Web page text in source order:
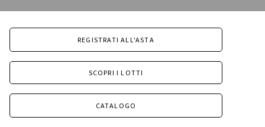
REGISTRATI ALL'ASTA
SCOPRI I LOTTI
CATALOGO